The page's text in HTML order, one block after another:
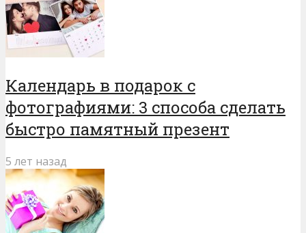
Календарь в подарок с
фотографиями: 3 способа сделать
быстро памятный презент
5 лет назад